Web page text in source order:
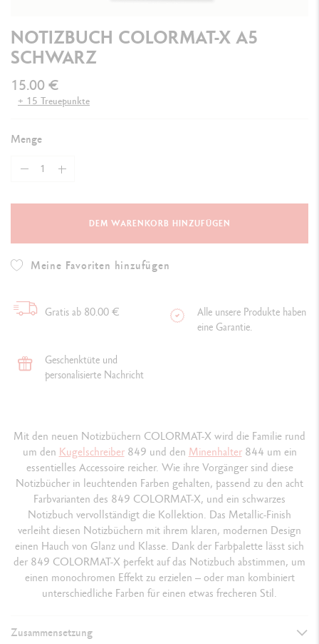
NOTIZBUCH COLORMAT-X A5
SCHWARZ
15.00 €
+ 15 Treuepunkte
Menge
DEM WARENKORB HINZUFÜGEN
Meine Favoriten hinzufügen
Gratis ab 80.00 €
Alle unsere Produkte haben
eine Garantie.
Geschenktüte und
personalisierte Nachricht
Mit den neuen Notizbüchern COLORMAT-X wird die Familie rund
um den Kugelschreiber849 und den Minenhalter844 um ein
essentielles Accessoire reicher. Wie ihre Vorgänger sind diese
Notizbücher in leuchtenden Farben gehalten, passend zu den acht
Farbvarianten des 849 COLORMAT-X, und ein schwarzes
Notizbuch vervollständigt die Kollektion. Das Metallic-Finish
verleiht diesen Notizbüchern mit ihrem klaren, modernen Design
einen Hauch von Glanz und Klasse. Dank der Farbpalette lässt sich
der 849 COLORMAT-X perfekt auf das Notizbuch abstimmen, um
einen monochromen Effekt zu erzielen – oder man kombiniert
unterschiedliche Farben für einen etwas frecheren Stil.
Zusammensetzung